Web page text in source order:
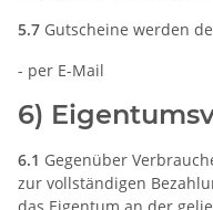
5.7 Gutscheine werden
- per E-Mail
6)
6.1 Gegenüber
zur vollständigen